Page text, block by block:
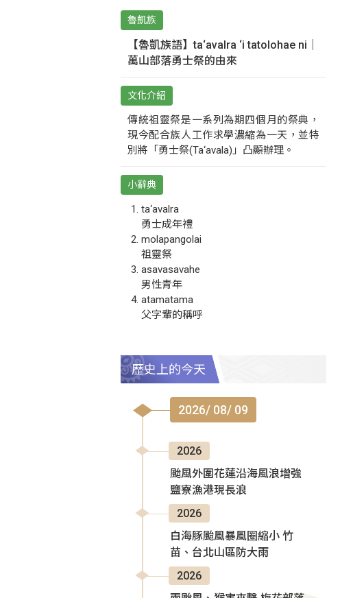
魯凱族
【魯凱族語】ta‘avalra ‘i tatolohae ni｜
萬山部落勇士祭的由來
文化介紹
傳統祖靈祭是一系列為期四個月的祭典，
現今配合族人工作求學濃縮為一天，並特
別將「勇士祭(Ta‘avala)」凸顯辦理。
小辭典
ta‘avalra
勇士成年禮
molapangolai
祖靈祭
asavasavahe
男性青年
atamatama
父字輩的稱呼
歷史上的今天
2026/ 08/ 09
2026
颱風外圍花蓮沿海風浪增強
鹽寮漁港現長浪
2026
白海豚颱風暴風圈縮小 竹
苗、台北山區防大雨
2026